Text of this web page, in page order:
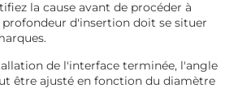
la cause avant de procéder à
d'insertion doit se situer
de l'interface terminée, l'angle
être ajusté en fonction du diamètre